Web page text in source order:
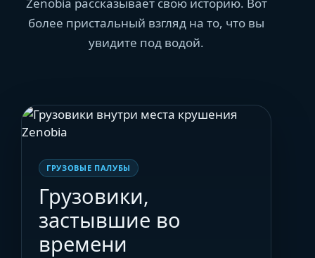
более пристальный взгляд на то, что вы
увидите под водой.
ГРУЗОВЫЕ ПАЛУБЫ
Грузовики,
застывшие во
времени